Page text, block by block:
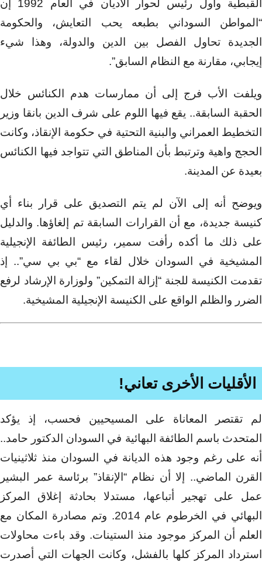
القبطية وأول رئيس لحوار الأديان في العام 1992 إن
“المواطن السوداني بطبعه يحب التعايش، والحكومة
الجديدة تحاول الفصل بين الدين والدولة، وهذا شيء
إيجابي، مقارنة مع النظام السابق”.
ويلفت الأب فرج إلى أن ممارسات هدم الكنائس خلال
الحقبة السابقة.. يقع فيها اللوم على شرف الدين بانقا وزير
التخطيط العمراني والبنية التحتية في حكومة الإنقاذ، وكانت
الحجج واهية وترتبط بأن المناطق التي تتواجد فيها الكنائس
بعيدة عن المدينة.
ويوضح أنه إلى الآن لم يتم التصديق على قرار بناء أي
كنيسة جديدة، مع أن القرارات السابقة تم إلغاؤها. والدليل
على ذلك ما أكده رأفت سمير، رئيس الطائفة الإنجيلية
المشيخية في السودان خلال لقاء مع “بي بي سي”.. إذ
تقدمت الكنيسة للجنة “إزالة التمكين” ولوزارة الإرشاد لرفع
الضرر والظلم الواقع على الكنيسة الإنجيلية المشيخية.
الأقليات الأخرى تعاني!
لم تقتصر المعاناة على المسيحيين فحسب، إذ يؤكد
المتحدث باسم الطائفة البهائية في السودان الدكتور حامد..
أنه على رغم وجود هذه الديانة في السودان منذ ثلاثينيات
القرن الماضي.. إلا أن نظام “الإنقاذ” برئاسة عمر البشير
عمل على تهجير أتباعها، مستدلا بحادثة إغلاق المركز
البهائي في الخرطوم عام 2014. وتم مصادرة المكان مع
العلم أن المركز موجود منذ الستينات. وقد باءت محاولات
استرداد المركز كلها بالفشل، وكانت الجهات التي أصدرت